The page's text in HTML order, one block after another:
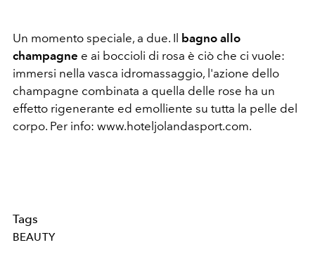
Un momento speciale, a due. Il bagno allo
champagne e ai boccioli di rosa è ciò che ci vuole:
immersi nella vasca idromassaggio, l'azione dello
champagne combinata a quella delle rose ha un
effetto rigenerante ed emolliente su tutta la pelle del
corpo. Per info: www.hoteljolandasport.com.
Tags
BEAUTY